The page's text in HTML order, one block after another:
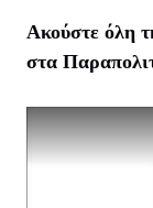
Ακούστε όλη
στα